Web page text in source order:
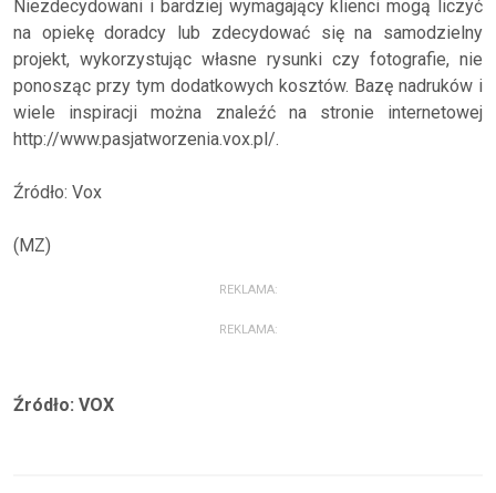
Niezdecydowani i bardziej wymagający klienci mogą liczyć
na opiekę doradcy lub zdecydować się na samodzielny
projekt, wykorzystując własne rysunki czy fotografie, nie
ponosząc przy tym dodatkowych kosztów. Bazę nadruków i
wiele inspiracji można znaleźć na stronie internetowej
http://www.pasjatworzenia.vox.pl/.
Źródło: Vox
(MZ)
REKLAMA:
REKLAMA:
Źródło: VOX